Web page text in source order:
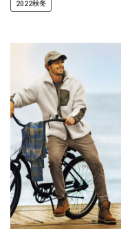
2022秋冬